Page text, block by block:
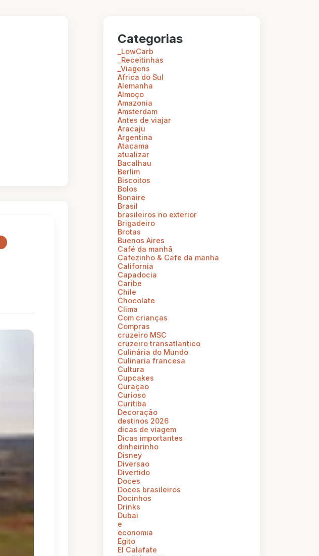
Categorias
_LowCarb
_Receitinhas
_Viagens
Africa do Sul
Alemanha
Almoço
Amazonia
Amsterdam
Antes de viajar
Aracaju
Argentina
Atacama
atualizar
Bacalhau
Berlim
Biscoitos
Bolos
Bonaire
Brasil
brasileiros no exterior
Brigadeiro
Brotas
Buenos Aires
Café da manhã
Cafezinho & Cafe da manha
California
Capadocia
Caribe
Chile
Chocolate
Clima
Com crianças
Compras
cruzeiro MSC
cruzeiro transatlantico
Culinária do Mundo
Culinaria francesa
Cultura
Cupcakes
Curaçao
Curioso
Curitiba
Decoração
destinos 2026
dicas de viagem
Dicas importantes
dinheirinho
Disney
Diversao
Divertido
Doces
Doces brasileiros
Docinhos
Drinks
Dubai
e
economia
Egito
El Calafate